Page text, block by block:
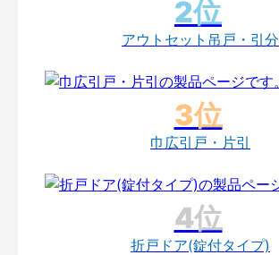
アウトセット吊戸・引分
巾広引戸・片引
折戸ドア(錠付タイプ)